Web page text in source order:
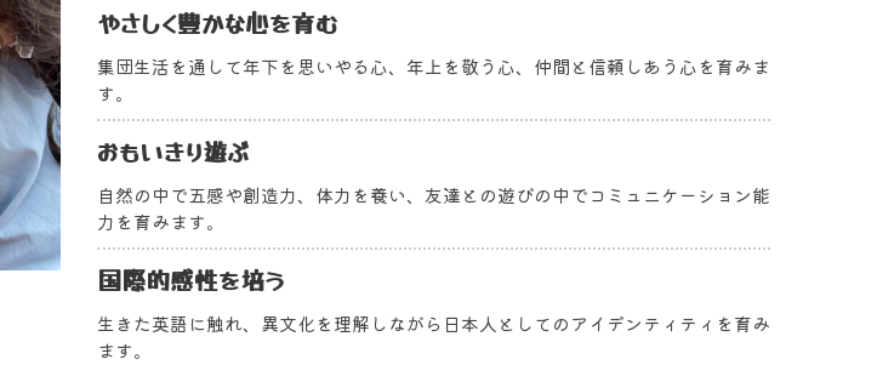
やさしく豊かな心を育む
集団生活を通して年下を思いやる心、年上を敬う心、仲間と信頼しあう心を育みま
す。
おもいきり遊ぶ
自然の中で五感や創造力、体力を養い、友達との遊びの中でコミュニケーション能
力を育みます。
国際的感性を培う
生きた英語に触れ、異文化を理解しながら日本人としてのアイデンティティを育み
ます。